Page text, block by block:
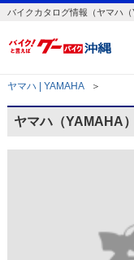
バイクカタログ情報（ヤマハ（
ヤマハ | YAMAHA ＞
ヤマハ（YAMAHA